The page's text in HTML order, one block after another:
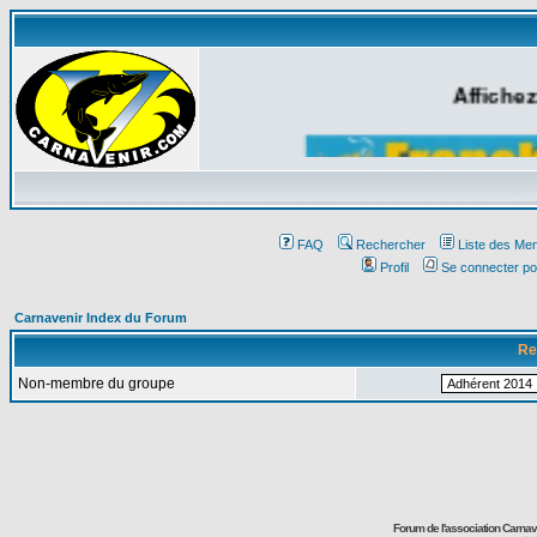
FAQ Rechercher
Liste des
Profil
Se connecter
Carnavenir Index du Forum
Non-membre du groupe
Forum de l'association